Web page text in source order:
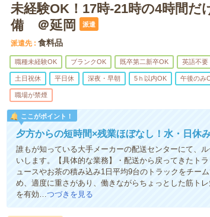
未経験OK！17時-21時の4時間
備 ＠延岡
派遣
派遣先 食料品
職種未経験OK ブランクOK 既卒第二新卒OK 英語不要
土日祝休 平日休 深夜・早朝 5ｈ以内OK 午後のみ
職場が禁煙
ここがポイント！
夕方からの短時間×残業ほぼなし！水・日休
誰もが知っている大手メーカーの配送センターにて、
いします。【具体的な業務】・配送から戻ってきたト
ュースやお茶の積み込み1日平均9台のトラックをチー
め、適度に重さがあり、働きながらちょっとした筋ト
を有効… つづきを見る